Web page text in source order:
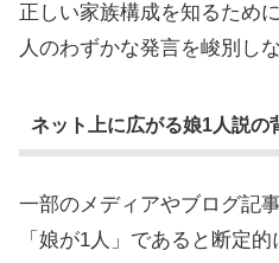
正しい家族構成を知るため
人のわずかな発言を峻別し
ネット上に広がる娘1人説の
一部のメディアやブログ記
「娘が1人」であると断定的